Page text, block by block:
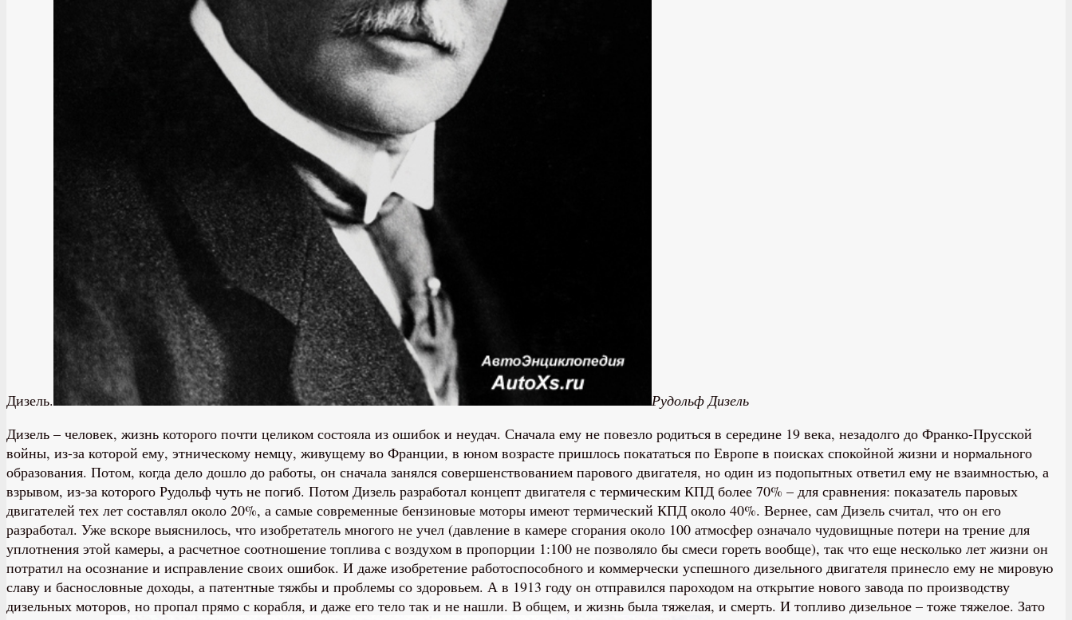
Дизель.
Рудольф Дизель
Дизель – человек, жизнь которого почти целиком состояла из ошибок и неудач. Сначала ему не повезло родиться в середине 19 века, незадолго до Франко-Прусской
войны, из-за которой ему, этническому немцу, живущему во Франции, в юном возрасте пришлось покататься по Европе в поисках спокойной жизни и нормального
образования. Потом, когда дело дошло до работы, он сначала занялся совершенствованием парового двигателя, но один из подопытных ответил ему не взаимностью, а
взрывом, из-за которого Рудольф чуть не погиб. Потом Дизель разработал концепт двигателя с термическим КПД более 70% – для сравнения: показатель паровых
двигателей тех лет составлял около 20%, а самые современные бензиновые моторы имеют термический КПД около 40%. Вернее, сам Дизель считал, что он его
разработал. Уже вскоре выяснилось, что изобретатель многого не учел (давление в камере сгорания около 100 атмосфер означало чудовищные потери на трение для
уплотнения этой камеры, а расчетное соотношение топлива с воздухом в пропорции 1:100 не позволяло бы смеси гореть вообще), так что еще несколько лет жизни он
потратил на осознание и исправление своих ошибок. И даже изобретение работоспособного и коммерчески успешного дизельного двигателя принесло ему не мировую
славу и баснословные доходы, а патентные тяжбы и проблемы со здоровьем. А в 1913 году он отправился пароходом на открытие нового завода по производству
дизельных моторов, но пропал прямо с корабля, и даже его тело так и не нашли. В общем, и жизнь была тяжелая, и смерть. И топливо дизельное – тоже тяжелое. Зато